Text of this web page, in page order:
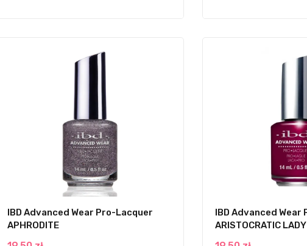
IBD Advanced Wear Pro-Lacquer
APHRODITE
IBD Advanced Wear
ARISTOCRATIC LADY